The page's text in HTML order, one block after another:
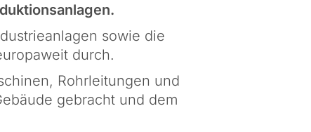
sowie die
durch.
Rohrleitungen und
gebracht und dem